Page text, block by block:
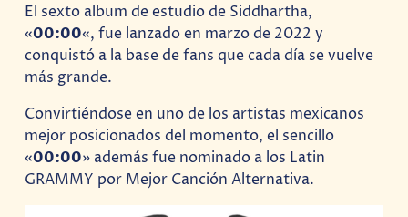
El sexto album de estudio de Siddhartha,
«00:00«, fue lanzado en marzo de 2022 y
conquistó a la base de fans que cada día se vuelve
más grande.
Convirtiéndose en uno de los artistas mexicanos
mejor posicionados del momento, el sencillo
«00:00» además fue nominado a los Latin
GRAMMY por Mejor Canción Alternativa.